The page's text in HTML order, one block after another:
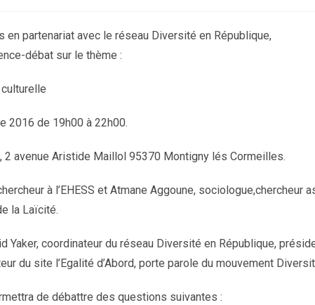
en partenariat avec le réseau Diversité en République,
débat sur le thème :
2016 de 19h00 à 22h00.
2 avenue Aristide Maillol 95370 Montigny lés Cormeilles.
à l’EHESS et Atmane Aggoune, sociologue,chercheur
la Laïcité.
Yaker, coordinateur du réseau Diversité en République,
du site l’Egalité d’Abord, porte parole du mouvement
de débattre des questions suivantes :